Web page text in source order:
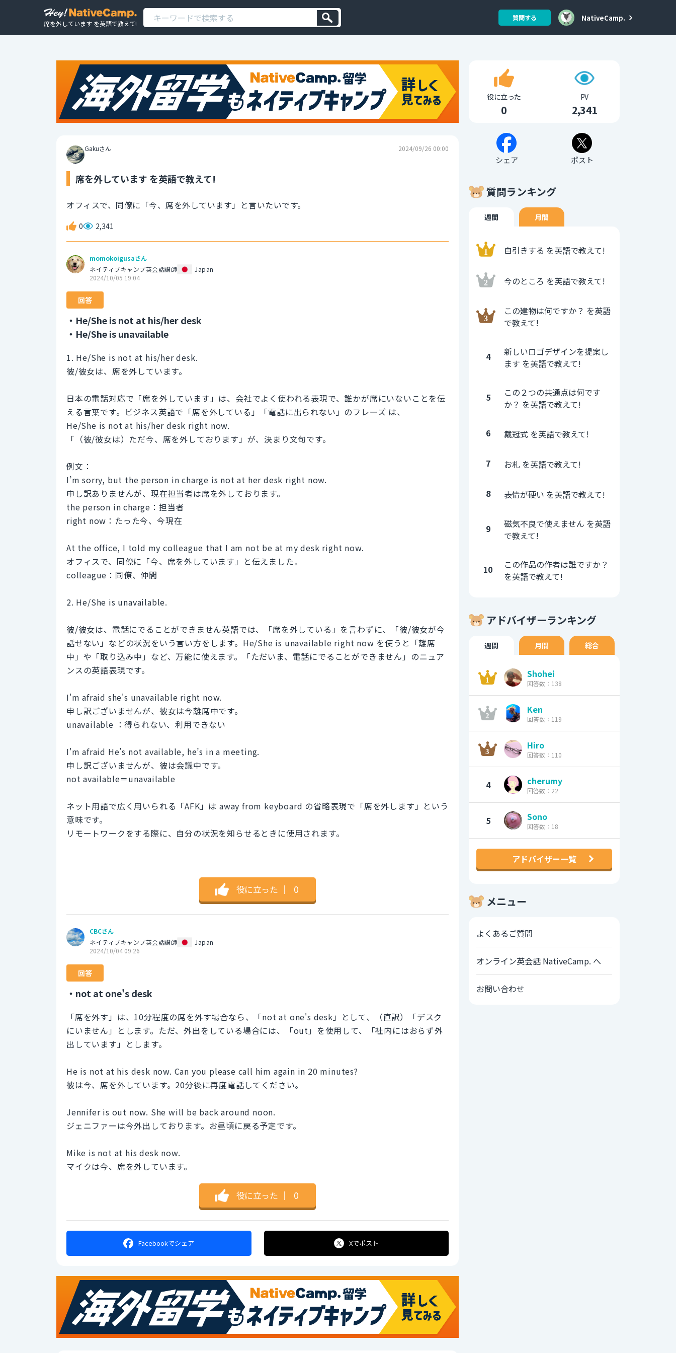
席を外しています を英語で教えて!
質問する NativeCamp.
Gakuさん 2024/09/26 00:00
席を外しています を英語で教えて!
オフィスで、同僚に「今、席を外しています」と言いたいです。
0 2,341
momokoigusaさん
ネイティブキャンプ英会話講師
Japan
2024/10/05 19:04
回答
・He/She is not at his/her desk
・He/She is unavailable
1. He/She is not at his/her desk.
彼/彼女は、席を外しています。
日本の電話対応で「席を外しています」は、会社でよく使われる表現で、誰かが席にいないことを伝
える言葉です。ビジネス英語で「席を外している」「電話に出られない」のフレーズ は、
He/She is not at his/her desk right now.
「（彼/彼女は）ただ今、席を外しております」が、決まり文句です。
例文：
I’m sorry, but the person in charge is not at her desk right now.
申し訳ありませんが、現在担当者は席を外しております。
the person in charge：担当者
right now：たった今、今現在
At the office, I told my colleague that I am not be at my desk right now.
オフィスで、同僚に「今、席を外しています」と伝えました。
colleague：同僚、仲間
2. He/She is unavailable.
彼/彼女は、電話にでることができません英語では、「席を外している」を言わずに、「彼/彼女が今
話せない」などの状況をいう言い方をします。He/She is unavailable right now を使うと「離席
中」や「取り込み中」など、万能に使えます。「ただいま、電話にでることができません」のニュア
ンスの英語表現です。
I'm afraid she's unavailable right now.
申し訳ございませんが、彼女は今離席中です。
unavailable ：得られない、利用できない
I'm afraid He’s not available, he’s in a meeting.
申し訳ございませんが、彼は会議中です。
not available＝unavailable
ネット用語で広く用いられる「AFK」は away from keyboard の省略表現で「席を外します」という
意味です。
リモートワークをする際に、自分の状況を知らせるときに使用されます。
役に立った ｜ 0
CBCさん
ネイティブキャンプ英会話講師
Japan
2024/10/04 09:26
回答
・not at one's desk
「席を外す」は、10分程度の席を外す場合なら、「not at one's desk」として、（直訳）「デスク
にいません」とします。ただ、外出をしている場合には、「out」を使用して、「社内にはおらず外
出しています」とします。
He is not at his desk now. Can you please call him again in 20 minutes?
彼は今、席を外しています。20分後に再度電話してください。
Jennifer is out now. She will be back around noon.
ジェニファーは今外出しております。お昼頃に戻る予定です。
Mike is not at his desk now.
マイクは今、席を外しています。
役に立った ｜ 0
Facebookでシェア Xでポスト
役に立った
0
PV
2,341
シェア ポスト
質問ランキング
週間 月間
自引きする を英語で教えて!
今のところ を英語で教えて!
この建物は何ですか？ を英語
で教えて!
4
新しいロゴデザインを提案し
ます を英語で教えて!
5
この２つの共通点は何です
か？ を英語で教えて!
6 戴冠式 を英語で教えて!
7 お札 を英語で教えて!
8 表情が硬い を英語で教えて!
9
磁気不良で使えません を英語
で教えて!
10
この作品の作者は誰ですか？
を英語で教えて!
アドバイザーランキング
週間 月間 総合
Shohei
回答数：138
Ken
回答数：119
Hiro
回答数：110
4 cherumy
回答数：22
5 Sono
回答数：18
アドバイザー一覧
メニュー
よくあるご質問
オンライン英会話 NativeCamp. へ
お問い合わせ